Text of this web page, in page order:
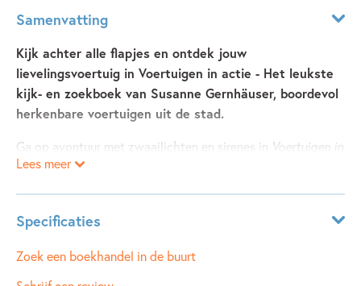
Samenvatting
Kijk achter alle flapjes en ontdek jouw
lievelingsvoertuig in Voertuigen in actie - Het leukste
kijk- en zoekboek van Susanne Gernhäuser, boordevol
herkenbare voertuigen uit de stad.
Ga op avontuur met zwaailichten en sirenes in Voertuigen in
actie - Het leukste kijk- en zoekboek
de spannende flapjes omhoog en ontdek samen de dappere
avonturen van de voertuigen in actie. Stimuleer op deze
Lees meer
Specificaties
Leeftijdsindicatie: 2 - 5 jaar
ISBN:
9789493476080
Zoek een boekhandel in de buurt